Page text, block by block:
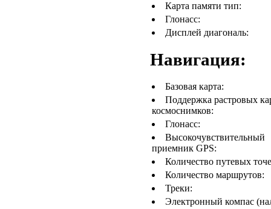
Карта памяти тип:
Глонасс:
Дисплей диагональ:
Навигация:
Базовая карта:
Поддержка растровых
космоснимков:
Глонасс:
Высокочувствительный
приемник GPS:
Количество путевых
Количество маршрутов:
Треки:
Электронный компас